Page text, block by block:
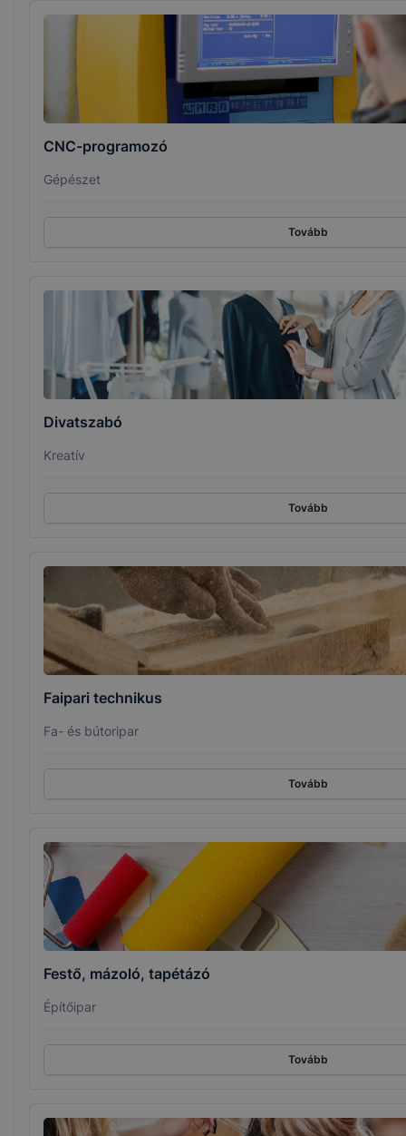
CNC-programozó
Gépészet
Tovább
Divatszabó
Kreatív
Tovább
Faipari technikus
Fa- és bútoripar
Tovább
Festő, mázoló, tapétázó
Építőipar
Tovább